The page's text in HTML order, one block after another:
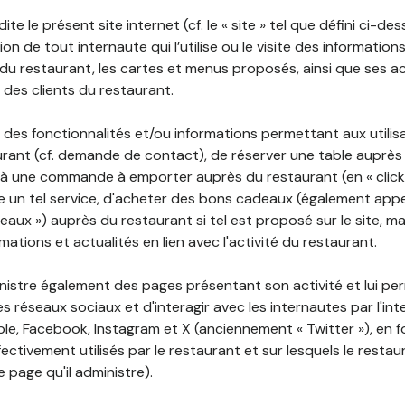
le présent site internet (cf. le « site » tel que défini ci-
de tout internaute qui l’utilise ou le visite des
restaurant, les cartes et menus proposés, ainsi que ses
des clients du restaurant.
fonctionnalités et/ou informations permettant aux
(cf. demande de contact), de réserver une table
une commande à emporter auprès du restaurant (en «
tel service, d'acheter des bons cadeaux (également
») auprès du restaurant si tel est proposé sur le site,
et actualités en lien avec l'activité du restaurant.
également des pages présentant son activité et lui
réseaux sociaux et d'interagir avec les internautes par
Facebook, Instagram et X (anciennement « Twitter »), en
utilisés par le restaurant et sur lesquels le
page qu'il administre).